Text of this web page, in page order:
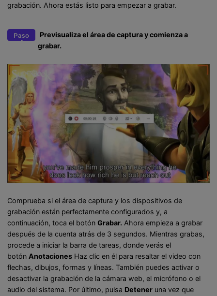
grabación. Ahora estás listo para empezar a grabar.
Paso
4
Previsualiza el área de captura y comienza a
grabar.
Comprueba si el área de captura y los dispositivos de
grabación están perfectamente configurados y, a
continuación, toca el botón Grabar. Ahora empieza a grabar
después de la cuenta atrás de 3 segundos. Mientras grabas,
procede a iniciar la barra de tareas, donde verás el
botón Anotaciones Haz clic en él para resaltar el video con
flechas, dibujos, formas y líneas. También puedes activar o
desactivar la grabación de la cámara web, el micrófono o el
audio del sistema. Por último, pulsa Detener una vez que